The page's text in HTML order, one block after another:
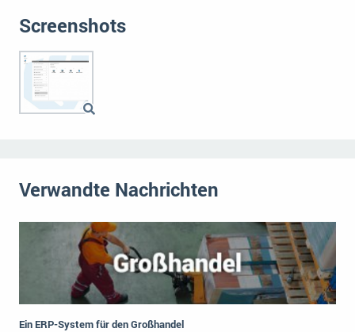
Screenshots
Verwandte Nachrichten
Ein ERP-System für den Großhandel